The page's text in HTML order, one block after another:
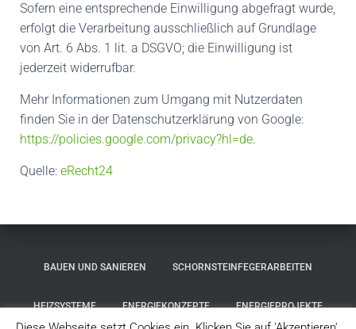
Sofern eine entsprechende Einwilligung abgefragt wurde,
erfolgt die Verarbeitung ausschließlich auf Grundlage
von Art. 6 Abs. 1 lit. a DSGVO; die Einwilligung ist
jederzeit widerrufbar.
Mehr Informationen zum Umgang mit Nutzerdaten
finden Sie in der Datenschutzerklärung von Google:
https://policies.google.com/privacy?hl=de.
Quelle: eRecht24
BAUEN UND SANIEREN SCHORNSTEINFEGERARBEITEN
HEIZSYSTEME ENERGIEKONZEPTE ENERGIEPROJEKTE